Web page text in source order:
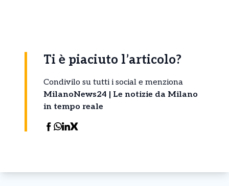
Ti è piaciuto l’articolo?
Condivilo su tutti i social e menziona
MilanoNews24 | Le notizie da Milano
in tempo reale